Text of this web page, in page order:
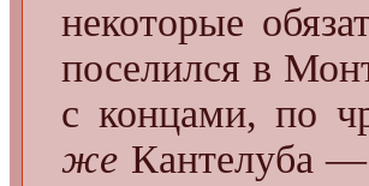
некоторые
поселился в
с концами, по
же Кантелуба